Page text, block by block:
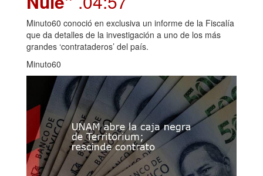
Minuto60 conoció en exclusiva un informe de la Fiscalía
que da detalles de la investigación a uno de los más
grandes ‘contrataderos’ del país.
Minuto60